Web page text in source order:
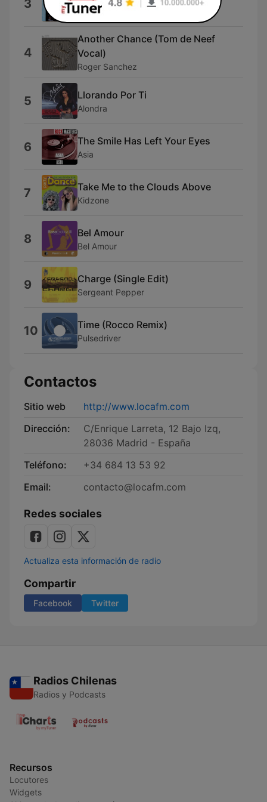
3 Kofi
4
Another Chance (Tom de Neef
Vocal)
Roger Sanchez
5 Llorando Por Ti
Alondra
6 The Smile Has Left Your Eyes
Asia
7 Take Me to the Clouds Above
Kidzone
8 Bel Amour
Bel Amour
9 Charge (Single Edit)
Sergeant Pepper
10 Time (Rocco Remix)
Pulsedriver
Contactos
Sitio web
http://www.locafm.com
Dirección:
C/Enrique Larreta, 12 Bajo Izq,
28036 Madrid - España
Teléfono:
+34 684 13 53 92
Email:
contacto@locafm.com
Redes sociales
Actualiza esta información de radio
Compartir
Facebook Twitter
Radios Chilenas
Radios y Podcasts
Recursos
Locutores
Widgets